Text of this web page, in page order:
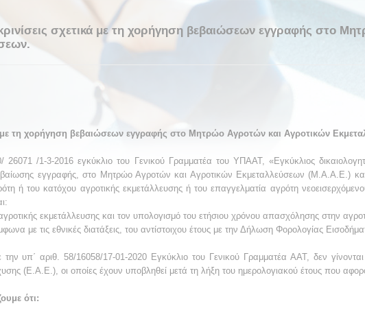
σχετικά με τη χορήγηση βεβαιώσεων εγγραφής στο
με τη χορήγηση βεβαιώσεων εγγραφής στο Μητρώο Αγροτών και Αγροτικών
/1-3-2016 εγκύκλιο του Γενικού Γραμματέα του ΥΠΑΑΤ, «Εγκύκλιος
εγγραφής, στο Μητρώο Αγροτών και Αγροτικών Εκμεταλλεύσεων (Μ.Α.Α.Ε.)
ή του κατόχου αγροτικής εκμετάλλευσης ή του επαγγελματία αγρότη
εκμετάλλευσης και τον υπολογισμό του ετήσιου χρόνου απασχόλησης στην
με τις εθνικές διατάξεις, του αντίστοιχου έτους με την Δήλωση Φορολογίας
υπ΄ αριθ. 58/16058/17-01-2020 Εγκύκλιο του Γενικού Γραμματέα ΑΑΤ, δεν γίνονται
(Ε.Α.Ε.), οι οποίες έχουν υποβληθεί μετά τη λήξη του ημερολογιακού έτους που
ότι: